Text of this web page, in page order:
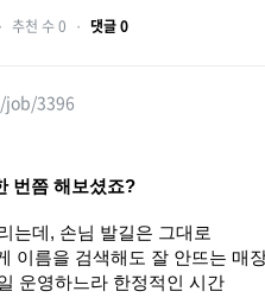
・ 추천 수 0 ・ 댓글 0
3396
번쯤 해보셨죠?
는데, 손님 발길은 그대로
이름을 검색해도 잘 안뜨는 매
운영하느라 한정적인 시간